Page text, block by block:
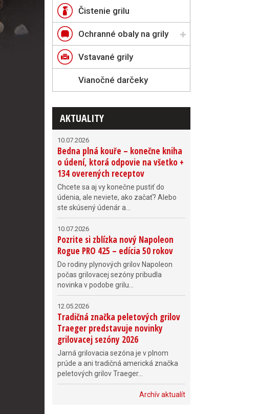
Čistenie grilu
Ochranné obaly na grily
Vstavané grily
Vianočné darčeky
AKTUALITY
10.07.2026
Bedna plná kouře – konečne kniha
o údení, ktorá odpovie na všetko +
134 overených receptov
Chcete sa aj vy konečne pustiť do
údenia, ale neviete, ako začať? Alebo
ste skúsený údenár a...
10.07.2026
Pozrite si zblízka nový Napoleon
Rogue PRO 425 – edícia 50 rokov
Do rodiny plynových grilov Napoleon
počas grilovacej sezóny pribudla
novinka v podobe grilu...
12.05.2026
Tradičná značka peletových grilov
Traeger predstavuje novinky
grilovacej sezóny 2026
Jarná grilovacia sezóna je v plnom
prúde a ani tradičná americká značka
peletových grilov Traeger...
Archív aktualít